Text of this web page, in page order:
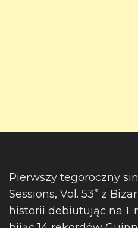
Pierwszy tegoroczny
Sessions, Vol. 53” z
historii debiutując na 1.